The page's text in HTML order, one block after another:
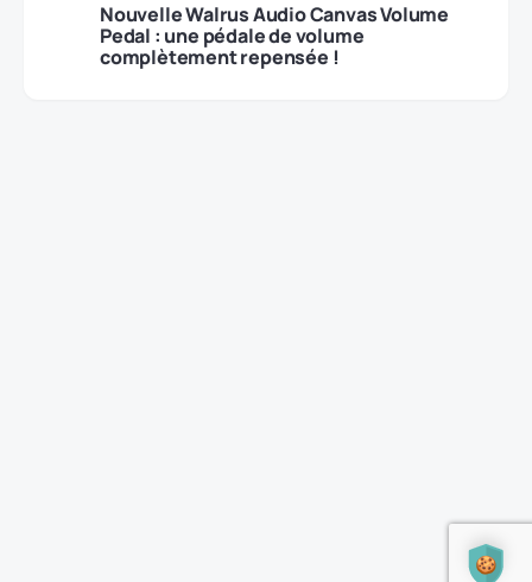
Nouvelle Walrus Audio Canvas Volume
Pedal : une pédale de volume
complètement repensée !